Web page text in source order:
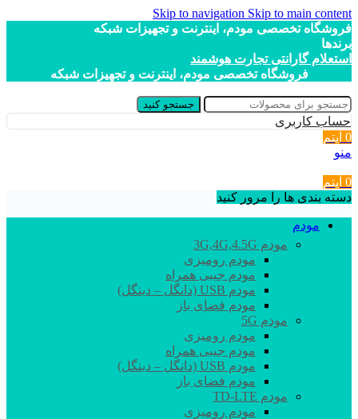
Skip to navigation Skip to main content
فروشگاه تخصصی مودم، اینترنت و تجهیزات شبکه
برندها
استعلام گارانتی تجارت هوشمند
فروشگاه تخصصی مودم، اینترنت و تجهیزات شبکه
جستجو کنید
حساب کاربری
0 آیتم
منو
0 آیتم
دسته بندی ها را مرور کنید
مودم
مودم 3G,4G,4.5G
مودم رومیزی
مودم جیبی همراه
مودم USB (دانگل – دینگل)
مودم فضای باز
مودم 5G
مودم رومیزی
مودم جیبی همراه
مودم USB (دانگل – دینگل)
مودم فضای باز
مودم TD-LTE
مودم رومیزی